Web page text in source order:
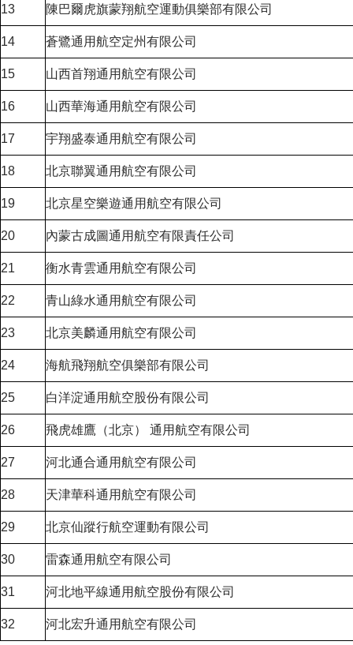
13 陳巴爾虎旗蒙翔航空運動俱樂部有限公司
14 蒼鷺通用航空定州有限公司
15 山西首翔通用航空有限公司
16 山西華海通用航空有限公司
17 宇翔盛泰通用航空有限公司
18 北京聯翼通用航空有限公司
19 北京星空樂遊通用航空有限公司
20 內蒙古成圖通用航空有限責任公司
21 衡水青雲通用航空有限公司
22 青山綠水通用航空有限公司
23 北京美麟通用航空有限公司
24 海航飛翔航空俱樂部有限公司
25 白洋淀通用航空股份有限公司
26 飛虎雄鷹（北京） 通用航空有限公司
27 河北通合通用航空有限公司
28 天津華科通用航空有限公司
29 北京仙蹤行航空運動有限公司
30 雷森通用航空有限公司
31 河北地平線通用航空股份有限公司
32 河北宏升通用航空有限公司